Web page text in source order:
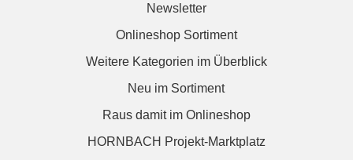
Newsletter
Onlineshop Sortiment
Weitere Kategorien im Überblick
Neu im Sortiment
Raus damit im Onlineshop
HORNBACH Projekt-Marktplatz